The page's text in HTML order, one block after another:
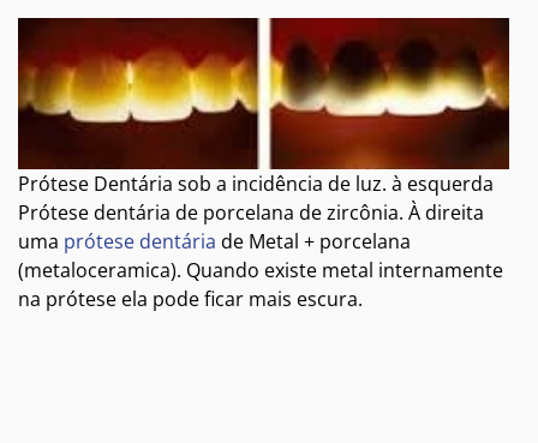
Prótese Dentária sob a incidência de luz. à esquerda
Prótese dentária de porcelana de zircônia. À direita
uma prótese dentária de Metal + porcelana
(metaloceramica). Quando existe metal internamente
na prótese ela pode ficar mais escura.